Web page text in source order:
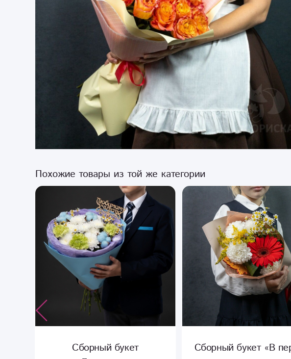
Похожие товары из той же категории
Сборный букет «В первый
Букет на первое